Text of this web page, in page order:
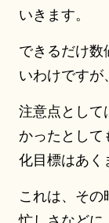
いきます。
できるだけ数
いわけですが、
注意点として
かったとして
化目標はあく
これは、そ